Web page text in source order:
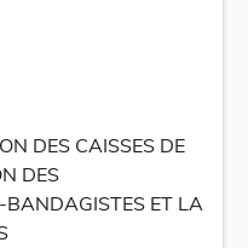
DES CAISSES DE
DES
BANDAGISTES ET LA